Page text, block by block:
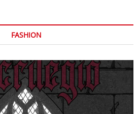
FASHION